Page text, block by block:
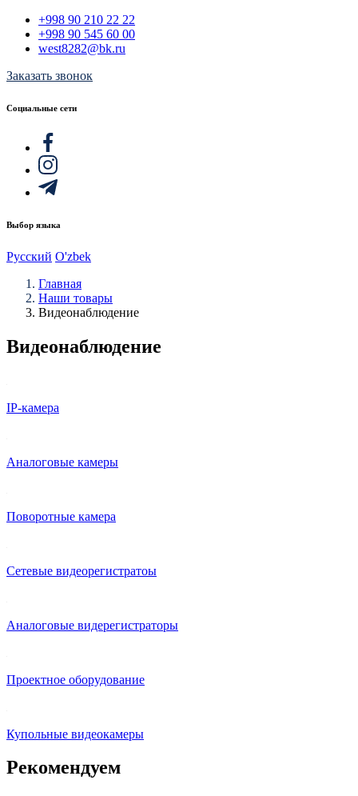
+998 90 210 22 22
+998 90 545 60 00
west8282@bk.ru
Заказать звонок
Социальные сети
Выбор языка
Русский O'zbek
Главная
Наши товары
Видеонаблюдение
Видеонаблюдение
IP-камера
Аналоговые камеры
Поворотные камера
Сетевые видеорегистратоы
Аналоговые видерегистраторы
Проектное оборудование
Купольные видеокамеры
Рекомендуем